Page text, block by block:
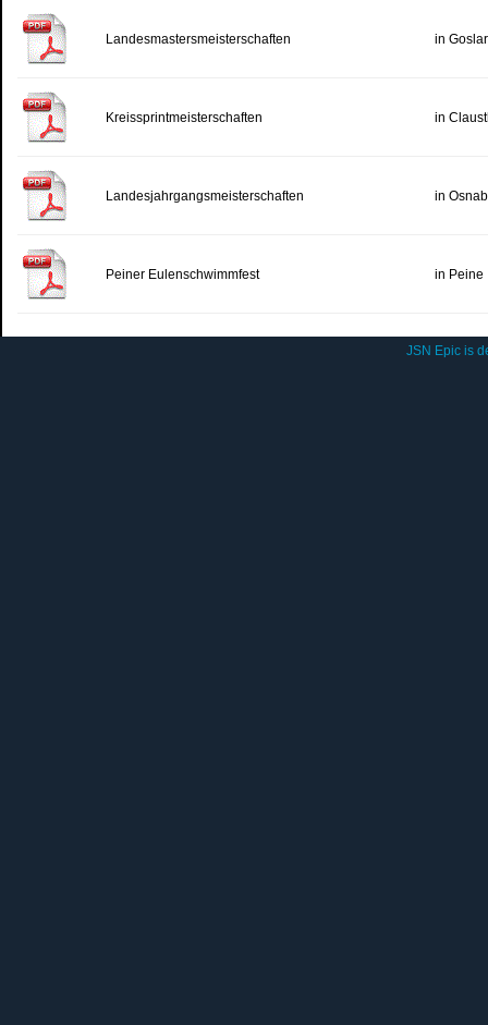
Landesmastersmeisterschaften in Goslar
Kreissprintmeisterschaften in
Landesjahrgangsmeisterschaften in
Peiner Eulenschwimmfest in Peine
JSN Epic is